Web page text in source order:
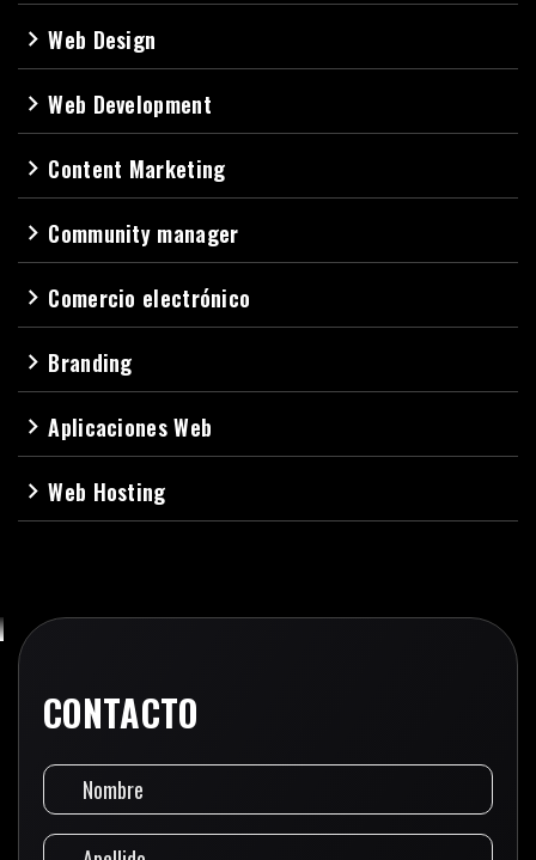
navigate_nextWeb Design
navigate_nextWeb Development
navigate_next Content Marketing
navigate_next Community manager
navigate_next Comercio electrónico
navigate_next Branding
navigate_nextAplicaciones Web
navigate_nextWeb Hosting
CONTACTO